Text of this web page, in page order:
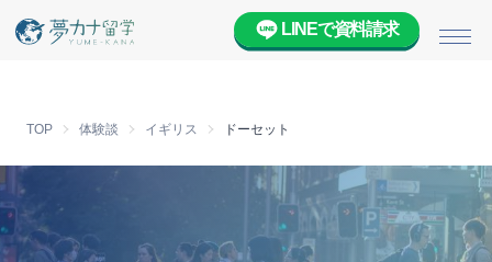
メ
LINEで資料請求
TOP 体験談 イギリス ドーセット